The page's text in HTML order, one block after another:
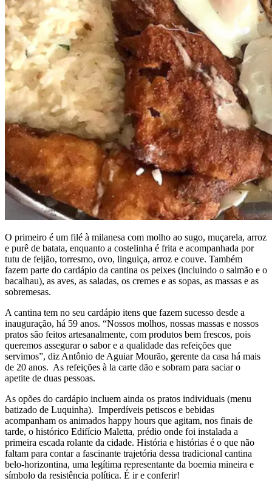
O primeiro é um filé à milanesa com molho ao sugo, muçarela, arroz
e purê de batata, enquanto a costelinha é frita e acompanhada por
tutu de feijão, torresmo, ovo, linguiça, arroz e couve. Também
fazem parte do cardápio da cantina os peixes (incluindo o salmão e o
bacalhau), as aves, as saladas, os cremes e as sopas, as massas e as
sobremesas.
A cantina tem no seu cardápio itens que fazem sucesso desde a
inauguração, há 59 anos. “Nossos molhos, nossas massas e nossos
pratos são feitos artesanalmente, com produtos bem frescos, pois
queremos assegurar o sabor e a qualidade das refeições que
servimos”, diz Antônio de Aguiar Mourão, gerente da casa há mais
de 20 anos. As refeições à la carte dão e sobram para saciar o
apetite de duas pessoas.
As opões do cardápio incluem ainda os pratos individuais (menu
batizado de Luquinha). Imperdíveis petiscos e bebidas
acompanham os animados happy hours que agitam, nos finais de
tarde, o histórico Edifício Maletta, prédio onde foi instalada a
primeira escada rolante da cidade. História e histórias é o que não
faltam para contar a fascinante trajetória dessa tradicional cantina
belo-horizontina, uma legítima representante da boemia mineira e
símbolo da resistência política. É ir e conferir!